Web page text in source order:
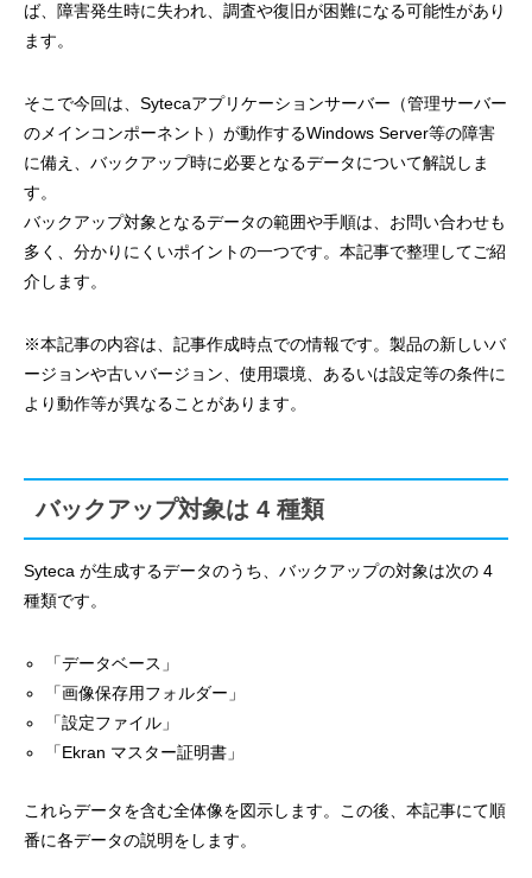
ば、障害発生時に失われ、調査や復旧が困難になる可能性があり
ます。
そこで今回は、Sytecaアプリケーションサーバー（管理サーバー
のメインコンポーネント）が動作するWindows Server等の障害
に備え、バックアップ時に必要となるデータについて解説しま
す。
バックアップ対象となるデータの範囲や手順は、お問い合わせも
多く、分かりにくいポイントの一つです。本記事で整理してご紹
介します。
※本記事の内容は、記事作成時点での情報です。製品の新しいバ
ージョンや古いバージョン、使用環境、あるいは設定等の条件に
より動作等が異なることがあります。
バックアップ対象は 4 種類
Syteca が生成するデータのうち、バックアップの対象は次の 4
種類です。
「データベース」
「画像保存用フォルダー」
「設定ファイル」
「Ekran マスター証明書」
これらデータを含む全体像を図示します。この後、本記事にて順
番に各データの説明をします。